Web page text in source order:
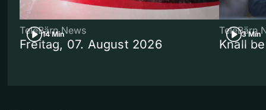
14 Min
TeleBärn News
Freitag, 07. August 2026
3 Min
TeleBärn
Knall